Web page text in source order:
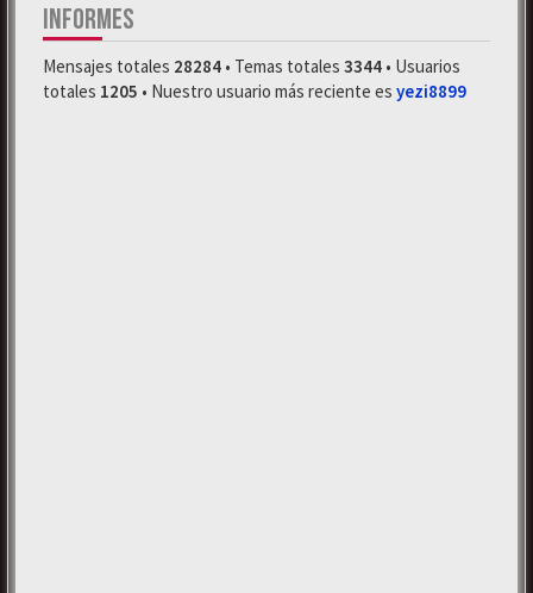
INFORMES
Mensajes totales 28284 • Temas totales 3344 • Usuarios
totales 1205 • Nuestro usuario más reciente es yezi8899